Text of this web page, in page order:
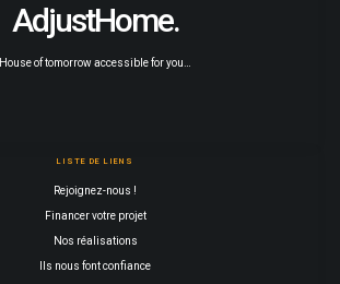
LISTE DE LIENS
Rejoignez-nous !
Financer votre projet
Nos réalisations
Ils nous font confiance
AdjustHome.
House of tomorrow accessible for you…